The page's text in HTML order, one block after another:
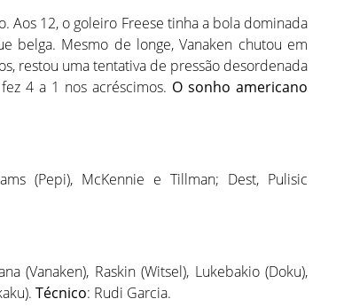
Aos 12, o goleiro Freese tinha a bola dominada
belga. Mesmo de longe, Vanaken chutou em
restou uma tentativa de pressão desordenada
4 a 1 nos acréscimos. O sonho americano
(Pepi), McKennie e Tillman; Dest, Pulisic
(Vanaken), Raskin (Witsel), Lukebakio (Doku),
Técnico: Rudi Garcia.